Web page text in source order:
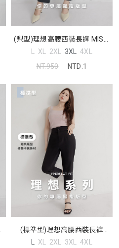
(梨型)理想高腰西裝長褲 MISS.
中大尺碼褲子
L XL 2XL 3XL 4XL
NT.950
NTD.1
(標準型)理想高腰西裝長褲
MISS. 中大尺碼褲子
L XL 2XL 3XL 4XL